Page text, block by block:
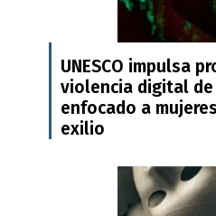
UNESCO impulsa
violencia digital de
enfocado a
exilio